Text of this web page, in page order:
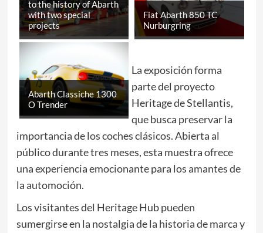
to the history of Abarth
with two special
projects
Fiat Abarth 850 TC
Nurburgring
Abarth Classiche 1300
O Trender
La exposición forma
parte del proyecto
Heritage de Stellantis,
que busca preservar la
importancia de los coches clásicos. Abierta al
público durante tres meses, esta muestra ofrece
una experiencia emocionante para los amantes de
la automoción.
Los visitantes del Heritage Hub pueden
sumergirse en la nostalgia de la historia de marca y